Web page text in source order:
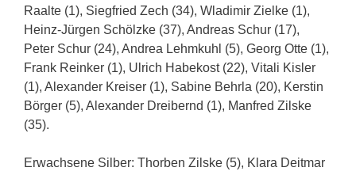
Raalte (1), Siegfried Zech (34), Wladimir Zielke (1),
Heinz-Jürgen Schölzke (37), Andreas Schur (17),
Peter Schur (24), Andrea Lehmkuhl (5), Georg Otte (1),
Frank Reinker (1), Ulrich Habekost (22), Vitali Kisler
(1), Alexander Kreiser (1), Sabine Behrla (20), Kerstin
Börger (5), Alexander Dreibernd (1), Manfred Zilske
(35).
Erwachsene Silber: Thorben Zilske (5), Klara Deitmar